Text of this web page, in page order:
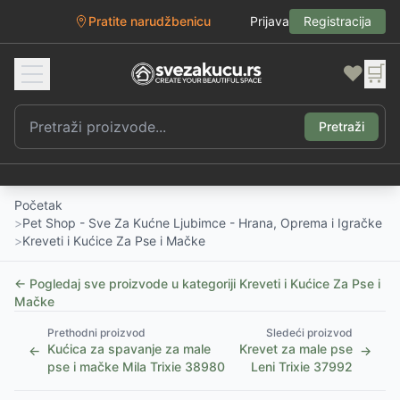
Pratite narudžbenicu Prijava Registracija
❤️ 🛒
Pretraži
Početak
>Pet Shop - Sve Za Kućne Ljubimce - Hrana, Oprema i Igračke
>Kreveti i Kućice Za Pse i Mačke
← Pogledaj sve proizvode u kategoriji Kreveti i Kućice Za Pse i
Mačke
←
Prethodni proizvod
Kućica za spavanje za male
pse i mačke Mila Trixie 38980
Sledeći proizvod
Krevet za male pse
Leni Trixie 37992
→